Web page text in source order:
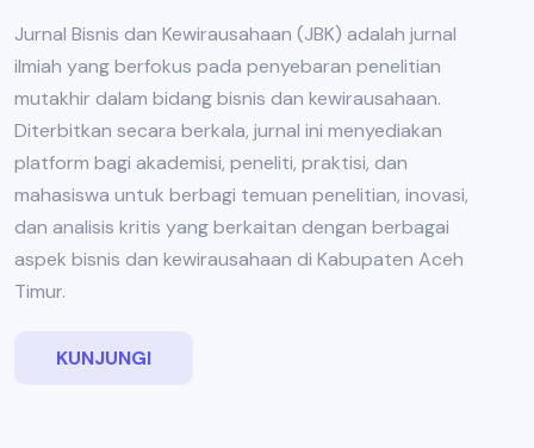
Jurnal Bisnis dan Kewirausahaan (JBK) adalah jurnal
ilmiah yang berfokus pada penyebaran penelitian
mutakhir dalam bidang bisnis dan kewirausahaan.
Diterbitkan secara berkala, jurnal ini menyediakan
platform bagi akademisi, peneliti, praktisi, dan
mahasiswa untuk berbagi temuan penelitian, inovasi,
dan analisis kritis yang berkaitan dengan berbagai
aspek bisnis dan kewirausahaan di Kabupaten Aceh
Timur.
KUNJUNGI